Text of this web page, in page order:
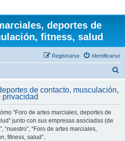
deportes de
fitness, salud
Identificarse
Registrarse
c
de contacto, musculación,
privacidad
“Foro de artes marciales, deportes de
junto con sus empresas asociadas (de
“nuestro”, “Foro de artes marciales,
fitness, salud”,